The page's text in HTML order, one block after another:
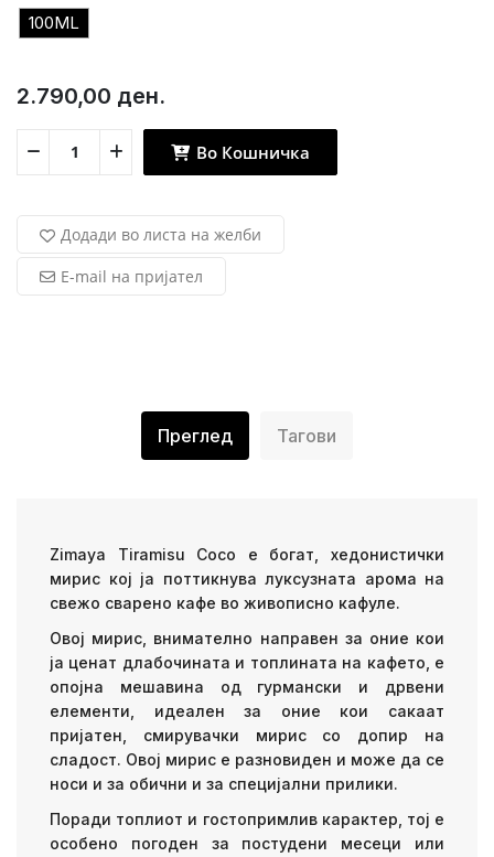
100ML
2.790,00 ден.
Во Кошничка
Додади во листа на желби
E-mail на пријател
Преглед Тагови
Zimaya Tiramisu Coco е богат, хедонистички
мирис кој ја поттикнува луксузната арома на
свежо сварено кафе во живописно кафуле.
Овој мирис, внимателно направен за оние кои
ја ценат длабочината и топлината на кафето, е
опојна мешавина од гурмански и дрвени
елементи, идеален за оние кои сакаат
пријатен, смирувачки мирис со допир на
сладост. Овој мирис е разновиден и може да се
носи и за обични и за специјални прилики.
Поради топлиот и гостопримлив карактер, тој е
особено погоден за постудени месеци или